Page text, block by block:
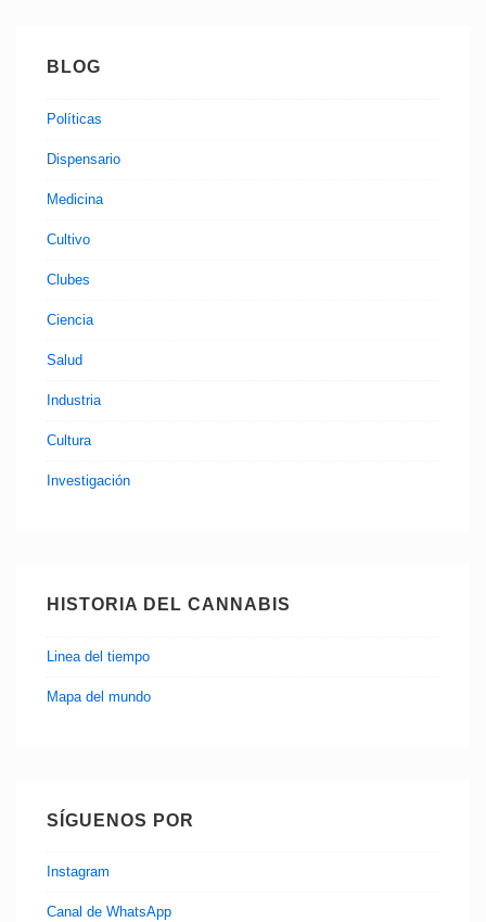
BLOG
Políticas
Dispensario
Medicina
Cultivo
Clubes
Ciencia
Salud
Industria
Cultura
Investigación
HISTORIA DEL CANNABIS
Linea del tiempo
Mapa del mundo
SÍGUENOS POR
Instagram
Canal de WhatsApp